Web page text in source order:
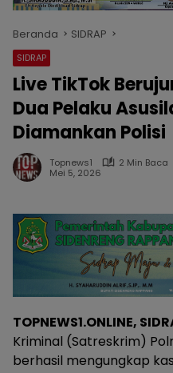
Beranda SIDRAP
SIDRAP
Live TikTok
Dua Pelaku
Diamankan Polisi
Topnews1
2 Min Baca
Mei 5, 2026
TOPNEWS1.ONLINE,
Kriminal (Satreskrim)
berhasil mengungkap